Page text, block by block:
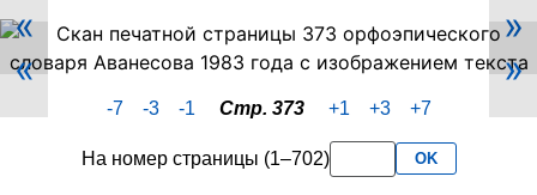
Скан
PDF-
страницы
373
Аванесова
«
»
«
»
-7 -3 -1 Стр. 373 +1 +3 +7
На номер страницы (1–702) OK